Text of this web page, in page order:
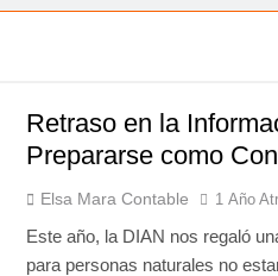
Retraso en la
Prepararse como
Elsa Mara Contable 1 Año
Este año, la DIAN nos regaló
para personas naturales no